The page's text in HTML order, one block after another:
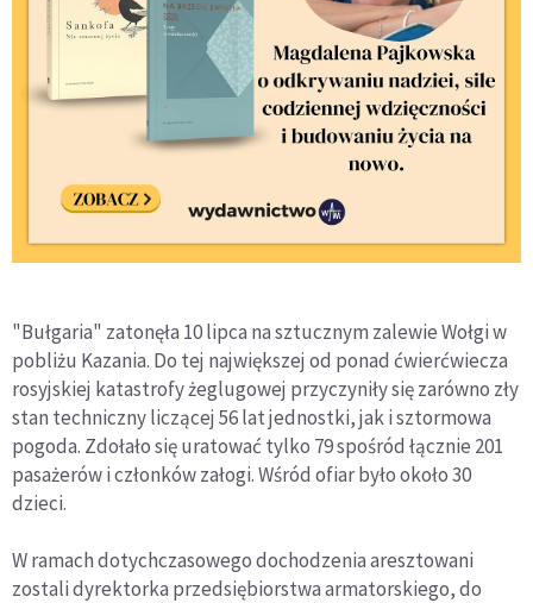
"Bułgaria" zatonęła 10 lipca na sztucznym zalewie Wołgi w
pobliżu Kazania. Do tej największej od ponad ćwierćwiecza
rosyjskiej katastrofy żeglugowej przyczyniły się zarówno zły
stan techniczny liczącej 56 lat jednostki, jak i sztormowa
pogoda. Zdołało się uratować tylko 79 spośród łącznie 201
pasażerów i członków załogi. Wśród ofiar było około 30
dzieci.
W ramach dotychczasowego dochodzenia aresztowani
zostali dyrektorka przedsiębiorstwa armatorskiego, do